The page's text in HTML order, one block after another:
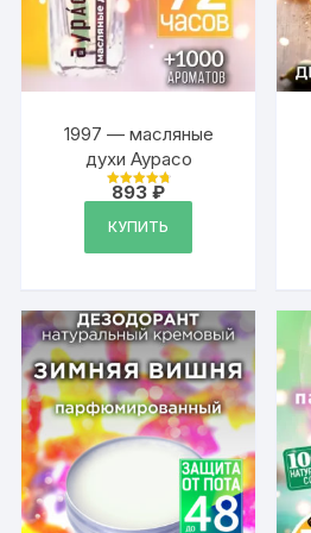
1997 — масляные
духи Аурасо
Оценка
893₽
КУПИТЬ